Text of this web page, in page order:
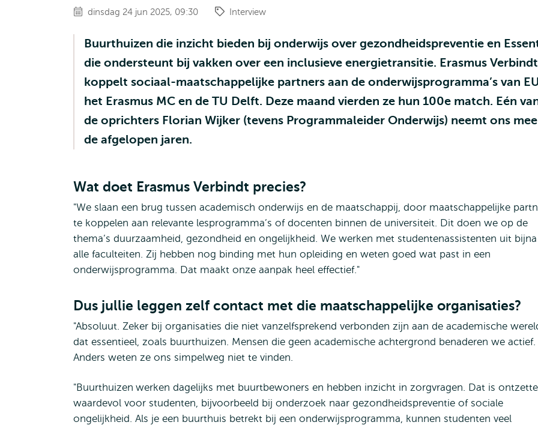
dinsdag 24 jun 2025, 09:30 Interview
Buurthuizen die inzicht bieden bij onderwijs over gezondheidspreventie en
die ondersteunt bij vakken over een inclusieve energietransitie. Erasmus Verbindt
koppelt sociaal-maatschappelijke partners aan de onderwijsprogramma’s van
het Erasmus MC en de TU Delft. Deze maand vierden ze hun 100e match. Eén
de oprichters Florian Wijker (tevens Programmaleider Onderwijs) neemt ons
de afgelopen jaren.
Wat doet Erasmus Verbindt precies?
"We slaan een brug tussen academisch onderwijs en de maatschappij, door maatschappelijke
te koppelen aan relevante lesprogramma’s of docenten binnen de universiteit. Dit doen we op de
thema’s duurzaamheid, gezondheid en ongelijkheid. We werken met studentenassistenten uit bijna
alle faculteiten. Zij hebben nog binding met hun opleiding en weten goed wat past in een
onderwijsprogramma. Dat maakt onze aanpak heel effectief."
Dus jullie leggen zelf contact met die maatschappelijke organisaties?
"Absoluut. Zeker bij organisaties die niet vanzelfsprekend verbonden zijn aan de academische
dat essentieel, zoals buurthuizen. Mensen die geen academische achtergrond benaderen we actief.
Anders weten ze ons simpelweg niet te vinden.
"Buurthuizen werken dagelijks met buurtbewoners en hebben inzicht in zorgvragen. Dat is
waardevol voor studenten, bijvoorbeeld bij onderzoek naar gezondheidspreventie of sociale
ongelijkheid. Als je een buurthuis betrekt bij een onderwijsprogramma, kunnen studenten veel